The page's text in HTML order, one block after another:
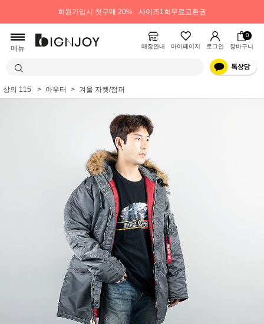
회원가입시 첫구매 20% 사이즈1회무료교환권
메뉴 매장안내 마이페이지 로그인
0
장바구니
상의 115 아우터 겨울 자켓/점퍼